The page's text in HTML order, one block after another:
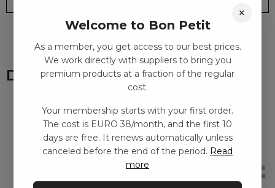
Du kanske också gillar
×
Welcome to Bon Petit
As a member, you get access to our best prices.
We work directly with suppliers to bring you
premium products at a fraction of the regular
cost.
Your membership starts with your first order.
The cost is EURO 38/month, and the first 10
days are free. It renews automatically unless
canceled before the end of the period. Read
more